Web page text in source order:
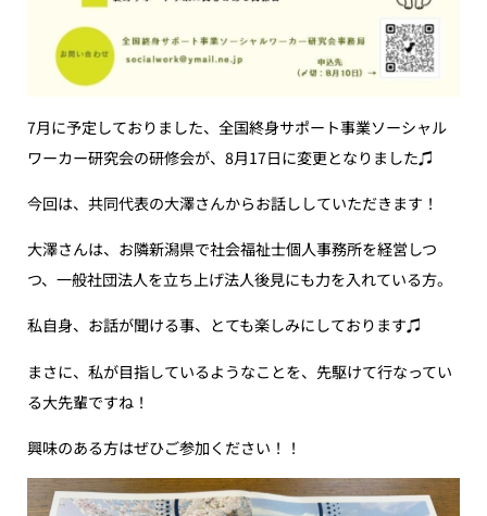
7月に予定しておりました、全国終身サポート事業ソーシャル
ワーカー研究会の研修会が、8月17日に変更となりました♫
今回は、共同代表の大澤さんからお話ししていただきます！
大澤さんは、お隣新潟県で社会福祉士個人事務所を経営しつ
つ、一般社団法人を立ち上げ法人後見にも力を入れている方。
私自身、お話が聞ける事、とても楽しみにしております♫
まさに、私が目指しているようなことを、先駆けて行なってい
る大先輩ですね！
興味のある方はぜひご参加ください！！